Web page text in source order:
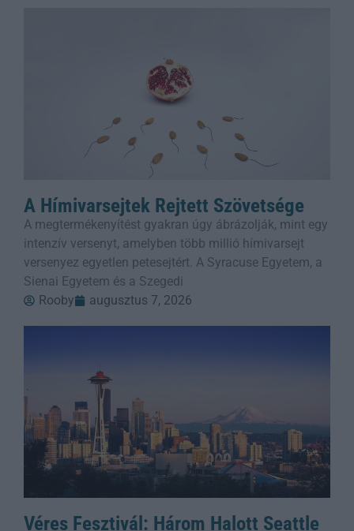
A Hímivarsejtek Rejtett Szövetsége
A megtermékenyítést gyakran úgy ábrázolják, mint egy
intenzív versenyt, amelyben több millió hímivarsejt
versenyez egyetlen petesejtért. A Syracuse Egyetem, a
Sienai Egyetem és a Szegedi
Rooby
augusztus 7, 2026
Véres Fesztivál: Három Halott Seattle